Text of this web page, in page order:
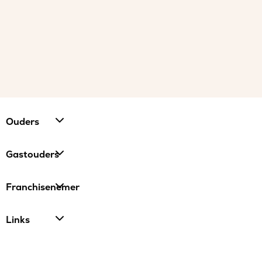
Ouders
Gastouders
Franchisenemer
Links